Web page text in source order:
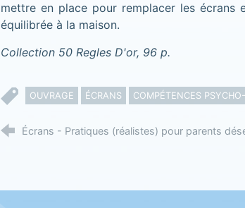
mettre en place pour remplacer les écrans
équilibrée à la maison.
Collection 50 Regles D'or, 96 p.
OUVRAGE ÉCRANS COMPÉTENCES
Écrans - Pratiques (réalistes) pour parents